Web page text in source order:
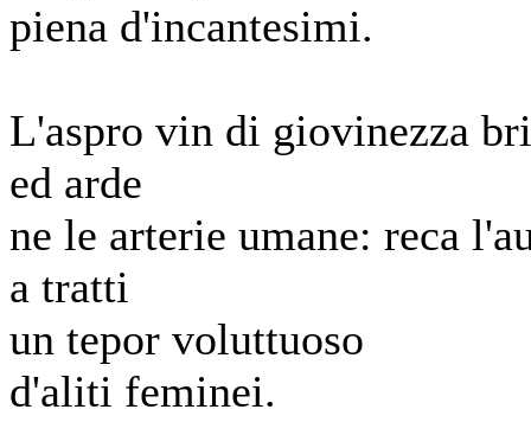
piena d'incantesimi.
L'aspro vin di giovinezza
ed arde
ne le arterie umane: reca
a tratti
un tepor voluttuoso
d'aliti feminei.